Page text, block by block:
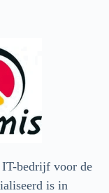
IT-bedrijf voor de
is in